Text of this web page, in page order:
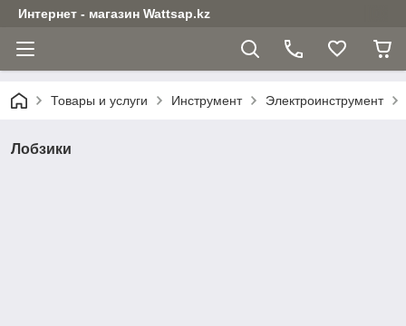
Интернет - магазин Wattsap.kz
Товары и услуги Инструмент Электроинструмент
Лобзики